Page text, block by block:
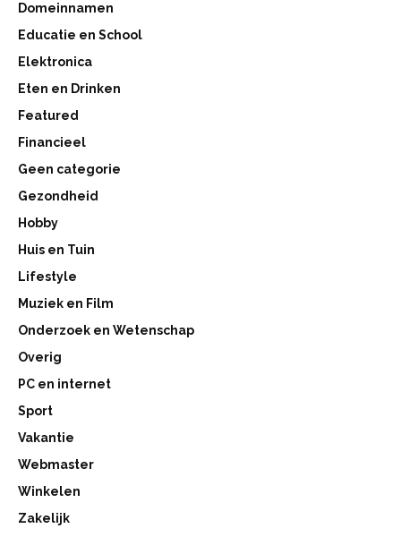
Domeinnamen
Educatie en School
Elektronica
Eten en Drinken
Featured
Financieel
Geen categorie
Gezondheid
Hobby
Huis en Tuin
Lifestyle
Muziek en Film
Onderzoek en Wetenschap
Overig
PC en internet
Sport
Vakantie
Webmaster
Winkelen
Zakelijk